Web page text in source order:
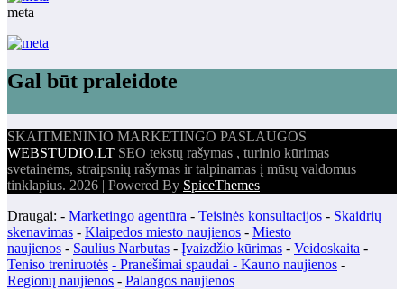
meta
Gal būt praleidote
SKAITMENINIO MARKETINGO PASLAUGOS
WEBSTUDIO.LT SEO tekstų rašymas , turinio kūrimas
svetainėms, straipsnių rašymas ir talpinamas į mūsų valdomus
tinklapius. 2026 | Powered By SpiceThemes
Draugai: - Marketingo agentūra - Teisinės konsultacijos - Skaidrių
skenavimas - Klaipedos miesto naujienos - Miesto
naujienos - Saulius Narbutas - Įvaizdžio kūrimas - Veidoskaita -
Teniso treniruotės - Pranešimai spaudai - Kauno naujienos -
Regionų naujienos - Palangos naujienos